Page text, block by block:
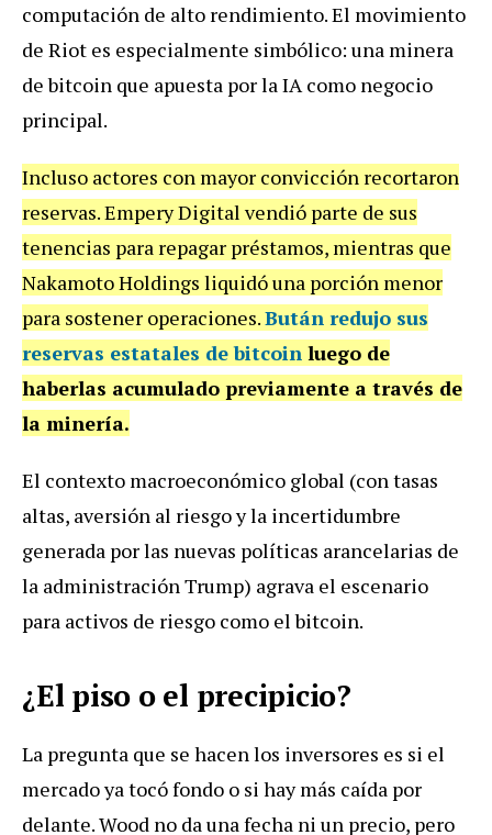
computación de alto rendimiento. El movimiento
de Riot es especialmente simbólico: una minera
de bitcoin que apuesta por la IA como negocio
principal.
Incluso actores con mayor convicción recortaron
reservas. Empery Digital vendió parte de sus
tenencias para repagar préstamos, mientras que
Nakamoto Holdings liquidó una porción menor
para sostener operaciones.Bután redujo sus
reservas estatales de bitcoin luego de
haberlas acumulado previamente a través de
la minería.
El contexto macroeconómico global (con tasas
altas, aversión al riesgo y la incertidumbre
generada por las nuevas políticas arancelarias de
la administración Trump) agrava el escenario
para activos de riesgo como el bitcoin.
¿El piso o el precipicio?
La pregunta que se hacen los inversores es si el
mercado ya tocó fondo o si hay más caída por
delante. Wood no da una fecha ni un precio, pero